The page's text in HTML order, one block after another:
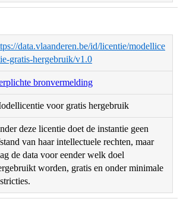
data.vlaanderen.be/id/licentie/modellice
gratis-hergebruik/v1.0
bronvermelding
voor gratis hergebruik
deze licentie doet de instantie geen
van haar intellectuele rechten, maar
de data voor eender welk doel
worden, gratis en onder minimale